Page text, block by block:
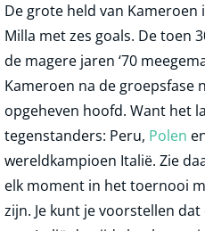
De grote held van Kameroen
Milla met zes goals. De toen
de magere jaren ‘70
Kameroen na de groepsfase
opgeheven hoofd. Want het
tegenstanders: Peru, Polen
wereldkampioen Italië. Zie
elk moment in het toernooi
zijn. Je kunt je voorstellen